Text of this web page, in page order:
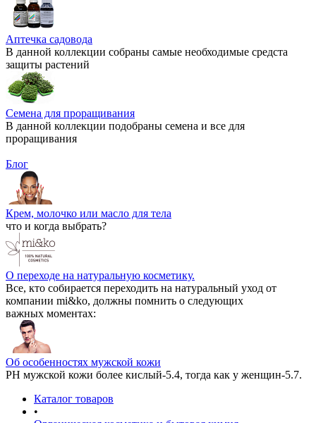
Аптечка садовода
В данной коллекции собраны самые необходимые средста
защиты растений
Семена для проращивания
В данной коллекции подобраны семена и все для
проращивания
Блог
Крем, молочко или масло для тела
что и когда выбрать?
О переходе на натуральную косметику.
Все, кто собирается переходить на натуральный уход от
компании mi&ko, должны помнить о следующих
важных моментах:
Об особенностях мужской кожи
РН мужской кожи более кислый-5.4, тогда как у женщин-5.7.
Каталог товаров
•